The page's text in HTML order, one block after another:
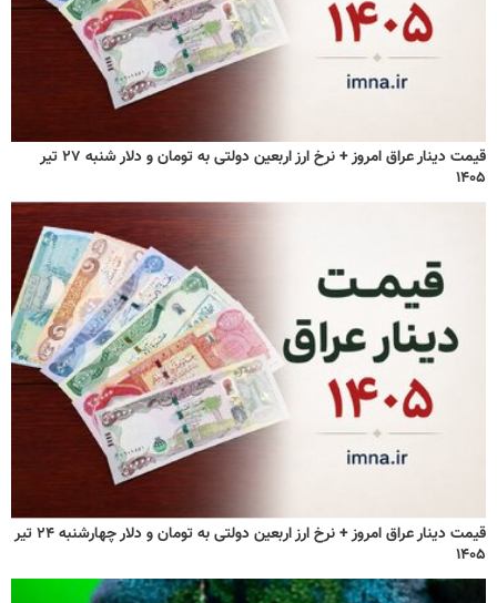
قیمت دینار عراق امروز + نرخ ارز اربعین دولتی به تومان و دلار شنبه ۲۷ تیر
۱۴۰۵
قیمت دینار عراق امروز + نرخ ارز اربعین دولتی به تومان و دلار چهارشنبه ۲۴ تیر
۱۴۰۵